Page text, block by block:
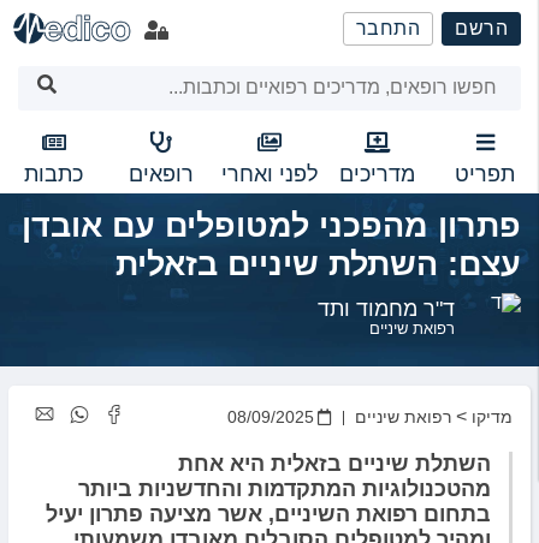
שִׂים
לֵב:
מַעֲרֶכֶת
נָגִישׁ
בִּקְלִיק
הַמְּסַיַּעַת
לִנְגִישׁוּת
הָאֲתָר.
הרשם התחבר
תפריט מדריכים לפני ואחרי רופאים כתבות
פתרון מהפכני למטופלים עם אובדן
עצם: השתלת שיניים בזאלית
ד"ר מחמוד ותד
רפואת שיניים
מדיקו > רפואת שיניים 08/09/2025
השתלת שיניים בזאלית היא אחת
מהטכנולוגיות המתקדמות והחדשניות ביותר
בתחום רפואת השיניים, אשר מציעה פתרון יעיל